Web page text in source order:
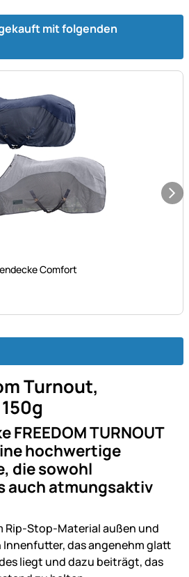
mit folgenden
abgegeben
Comfort
Turnout,
FREEDOM TURNOUT
hochwertige
die sowohl
auch atmungsaktiv
Rip-Stop-Material außen und
das angenehm glatt
liegt und dazu beiträgt, das